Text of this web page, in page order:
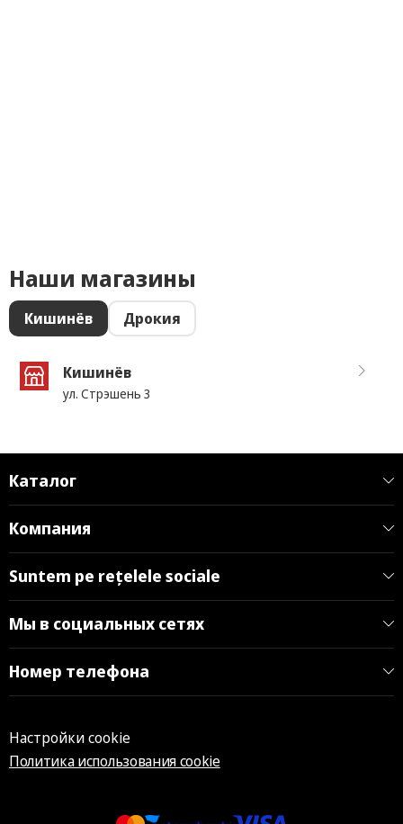
Наши магазины
Кишинёв Дрокия
Кишинёв
ул. Стрэшень 3
Каталог
Компания
Suntem pe rețelele sociale
Мы в социальных сетях
Номер телефона
Настройки cookie
Политика использования cookie